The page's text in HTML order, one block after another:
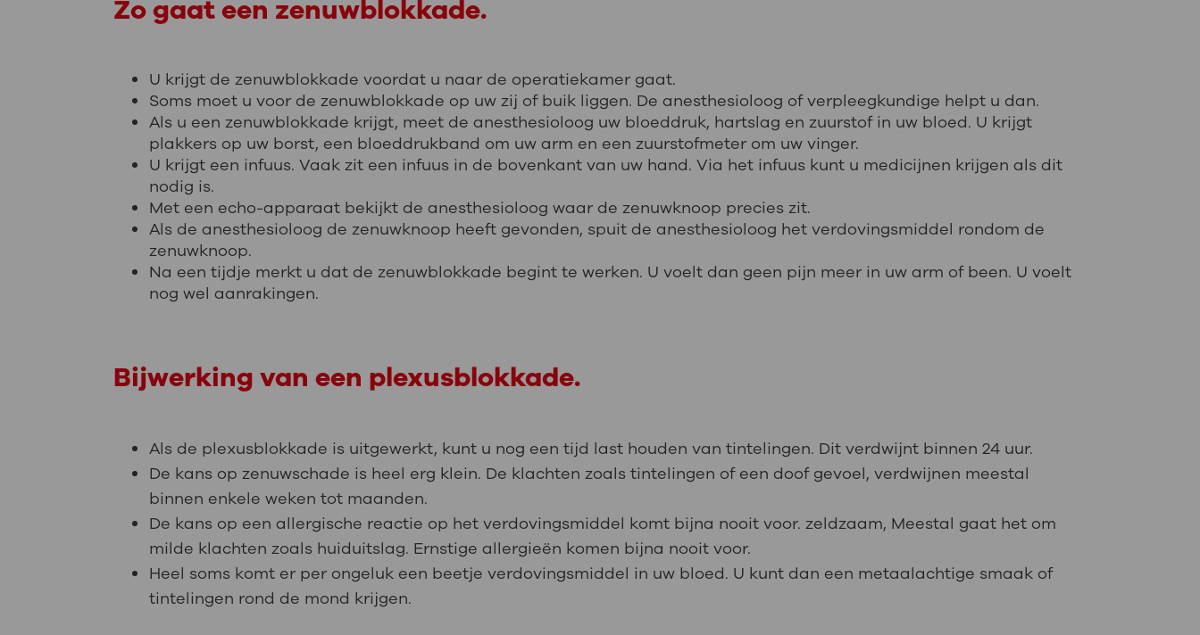
Zo gaat een zenuwblokkade.
U krijgt de zenuwblokkade voordat u naar de operatiekamer gaat.
Soms moet u voor de zenuwblokkade op uw zij of buik liggen. De anesthesioloog of verpleegkundige helpt u dan.
Als u een zenuwblokkade krijgt, meet de anesthesioloog uw bloeddruk, hartslag en zuurstof in uw bloed. U krijgt
plakkers op uw borst, een bloeddrukband om uw arm en een zuurstofmeter om uw vinger.
U krijgt een infuus. Vaak zit een infuus in de bovenkant van uw hand. Via het infuus kunt u medicijnen krijgen als dit
nodig is.
Met een echo-apparaat bekijkt de anesthesioloog waar de zenuwknoop precies zit.
Als de anesthesioloog de zenuwknoop heeft gevonden, spuit de anesthesioloog het verdovingsmiddel rondom de
zenuwknoop.
Na een tijdje merkt u dat de zenuwblokkade begint te werken. U voelt dan geen pijn meer in uw arm of been. U voelt
nog wel aanrakingen.
Bijwerking van een plexusblokkade.
Als de plexusblokkade is uitgewerkt, kunt u nog een tijd last houden van tintelingen. Dit verdwijnt binnen 24 uur.
De kans op zenuwschade is heel erg klein. De klachten zoals tintelingen of een doof gevoel, verdwijnen meestal
binnen enkele weken tot maanden.
De kans op een allergische reactie op het verdovingsmiddel komt bijna nooit voor. zeldzaam, Meestal gaat het om
milde klachten zoals huiduitslag. Ernstige allergieën komen bijna nooit voor.
Heel soms komt er per ongeluk een beetje verdovingsmiddel in uw bloed. U kunt dan een metaalachtige smaak of
tintelingen rond de mond krijgen.